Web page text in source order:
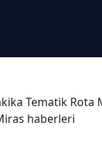
Tematik Rota
haberleri